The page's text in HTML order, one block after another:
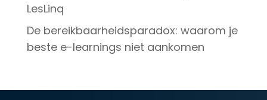
LesLinq
De bereikbaarheidsparadox: waarom je
beste e-learnings niet aankomen